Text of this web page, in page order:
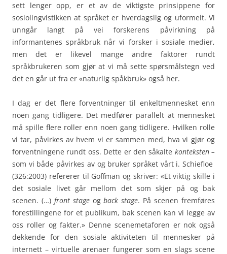
sett lenger opp, er et av de viktigste prinsippene for
sosiolingvistikken at språket er hverdagslig og uformelt. Vi
unngår langt på vei forskerens påvirkning på
informantenes språkbruk når vi forsker i sosiale medier,
men det er likevel mange andre faktorer rundt
språkbrukeren som gjør at vi må sette spørsmålstegn ved
det en går ut fra er «naturlig spåkbruk» også her.
I dag er det flere forventninger til enkeltmennesket enn
noen gang tidligere. Det medfører parallelt at mennesket
må spille flere roller enn noen gang tidligere. Hvilken rolle
vi tar, påvirkes av hvem vi er sammen med, hva vi gjør og
forventningene rundt oss. Dette er den såkalte konteksten –
som vi både påvirkes av og bruker språket vårt i. Schiefloe
(326:2003) refererer til Goffman og skriver: «Et viktig skille i
det sosiale livet går mellom det som skjer på og bak
scenen. (…) front stageogback stage. På scenen fremføres
forestillingene for et publikum, bak scenen kan vi legge av
oss roller og fakter.» Denne scenemetaforen er nok også
dekkende for den sosiale aktiviteten til mennesker på
internett – virtuelle arenaer fungerer som en slags scene